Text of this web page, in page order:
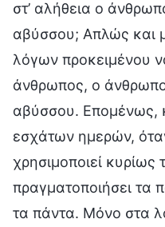
στ’ αλήθεια ο
αβύσσου; Απλώς και
λόγων προκειμένου
άνθρωπος, ο
αβύσσου. Επομένως,
εσχάτων ημερών,
χρησιμοποιεί κυρίως
πραγματοποιήσει τα
τα πάντα. Μόνο στα